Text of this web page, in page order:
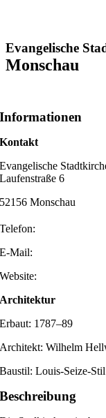
Evangelische
Monschau
Informationen
Kontakt
Evangelische
Laufenstraße 6
52156 Monschau
Telefon:
E-Mail:
Website:
Architektur
Erbaut: 1787–89
Architekt: Wilhelm
Baustil: Louis-Seize-Stil
Beschreibung